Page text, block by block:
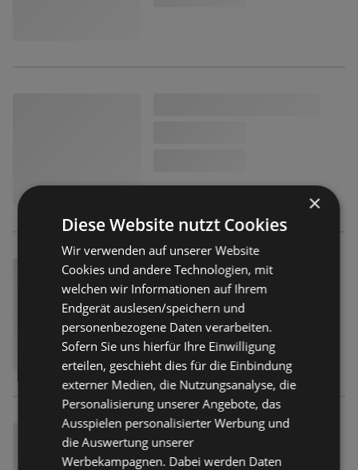
×
Diese Website nutzt Cookies
Wir verwenden auf unserer Website
Cookies und andere Technologien, mit
welchen wir Informationen auf Ihrem
Endgerät auslesen/speichern und
personenbezogene Daten verarbeiten.
Sofern Sie uns hierfür Ihre Einwilligung
erteilen, geschieht dies für die Einbindung
externer Medien, die Nutzungsanalyse, die
Personalisierung unserer Angebote, das
Ausspielen personalisierter Werbung und
die Auswertung unserer
Werbekampagnen. Dabei werden Daten